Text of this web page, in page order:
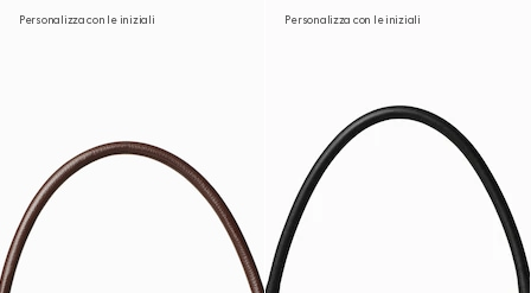
Personalizza con le iniziali Personalizza con le iniziali